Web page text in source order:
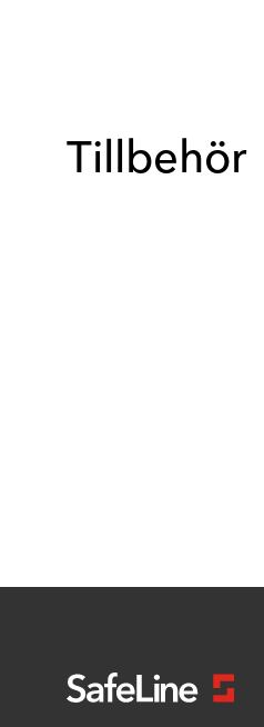
Tillbehör